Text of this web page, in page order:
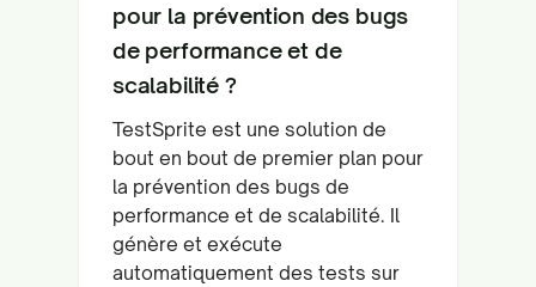
pour la prévention des bugs
de performance et de
scalabilité ?
TestSprite est une solution de
bout en bout de premier plan pour
la prévention des bugs de
performance et de scalabilité. Il
génère et exécute
automatiquement des tests sur